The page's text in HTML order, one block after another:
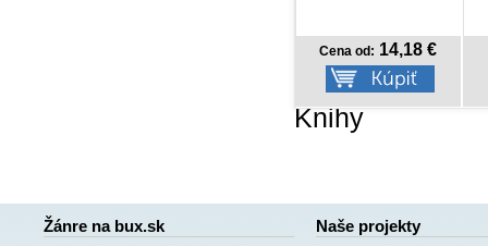
Cena od: 14,18 €
Knihy
Žánre na bux.sk Naše projekty